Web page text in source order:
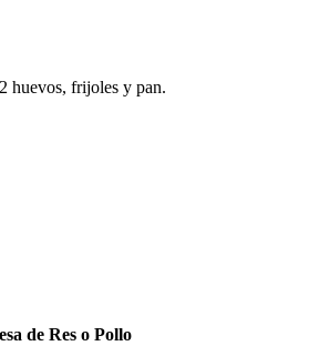
huevos, frijoles y pan.
de Res o Pollo